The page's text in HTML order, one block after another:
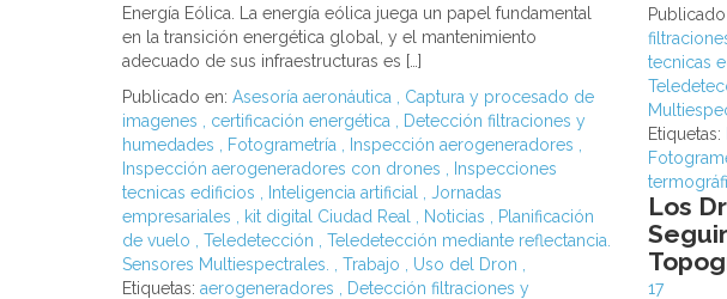
Energía Eólica. La energía eólica juega un papel fundamental
en la transición energética global, y el mantenimiento
adecuado de sus infraestructuras es […]
Publicado en: Asesoría aeronáutica
Captura y procesado de
imagenes
certificación energética
Detección filtraciones y
humedades
Fotogrametría Inspección aerogeneradores
Inspección aerogeneradores con drones
Inspecciones
tecnicas edificios
Inteligencia artificial
Jornadas
empresariales
kit digital Ciudad Real Noticias
Planificación
de vuelo
Teledetección
Teledetección mediante reflectancia.
Sensores Multiespectrales.
Trabajo Uso del Dron
Etiquetas: aerogeneradores
Detección filtraciones y
tecnicas
Etiquetas:
Los
17